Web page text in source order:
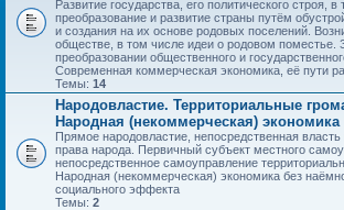
Развитие государства, его политического строя,
преобразование и развитие страны путём
и создания на их основе родовых поселений.
обществе, в том числе идеи о родовом поместье.
преобразовании общественного и
Современная коммерческая экономика, её пути
Темы: 14
Народовластие. Территориальные
Народная (некоммерческая) экономика
Прямое народовластие, непосредственная власть
права народа. Первичный субъект местного
непосредственное самоуправление
Народная (некоммерческая) экономика без
социального эффекта
Темы: 2